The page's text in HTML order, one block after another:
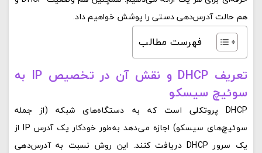
هم حالت آدرس‌دهی دستی را پوشش خواهیم داد.
فهرست مطالب
تعریف DHCP و نقش آن در تخصیص IP به
سوئیچ سیسکو
DHCP پروتکلی است که به دستگاه‌های شبکه (از جمله
سوئیچ‌های سیسکو) اجازه می‌دهد به‌طور خودکار یک آدرس IP از
یک سرور DHCP دریافت کنند. این روش نسبت به آدرس‌دهی